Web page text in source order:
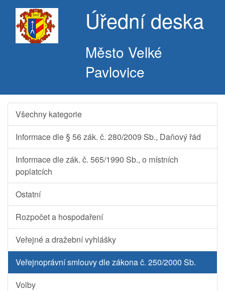
Úřední deska
Město Velké
Pavlovice
Všechny kategorie
Informace dle § 56 zák. č. 280/2009 Sb., Daňový řád
Informace dle zák. č. 565/1990 Sb., o místních
poplatcích
Ostatní
Rozpočet a hospodaření
Veřejné a dražební vyhlášky
Veřejnoprávní smlouvy dle zákona č. 250/2000 Sb.
Volby